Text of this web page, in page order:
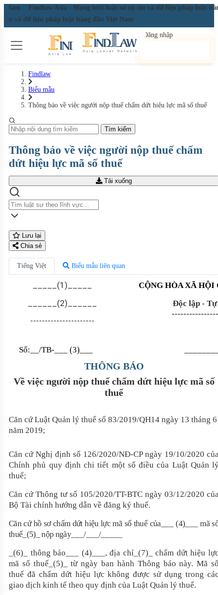
Nam
Findlaw Asia - Mạng lưới luật sư uy tín và dữ liệu pháp luật
và dữ liệu pháp luật hàng đầu Việt Nam
Đăng nhập
Findlaw
Biểu mẫu
Thông báo về việc người nộp thuế chấm dứt hiệu lực mã số thuế
Tìm kiếm
Thông báo về việc người nộp thuế chấm
dứt hiệu lực mã số thuế
Tải xuống
Lưu lại
Chia sẻ
Tiếng Việt Biểu mẫu liên quan
_____(1)_____
______(2)______
----------------------
CỘNG HÒA XÃ
Độc lập - Tự
Số:__/TB- (3)_
THÔNG BÁO
Về việc người nộp thuế chấm dứt hiệu lực mã số
thuế
Căn cứ Luật Quản lý thuế số 83/2019/QH14 ngày 13 tháng 6
năm 2019;
Căn cứ Nghị định số 126/2020/NĐ-CP ngày 19/10/2020
Chính phủ quy định chi tiết một số điều của Luật Quản
thuế;
Căn cứ Thông tư số 105/2020/TT-BTC ngày 03/12/2020
Bộ Tài chính hướng dẫn về đăng ký thuế.
Căn cứ hồ sơ chấm dứt hiệu lực mã số thuế của_
(4)_
mã
thuế_(5)_ nộp ngày__ _/__ _/_
_(6)_ thông báo_
(4)_
, địa chỉ_(7)_ chấm dứt hiệu
mã số thuế_(5)_ từ ngày ban hành Thông báo này. Mã
thuế đã chấm dứt hiệu lực không được sử dụng trong
giao dịch kinh tế theo quy định của Luật Quản lý thuế.